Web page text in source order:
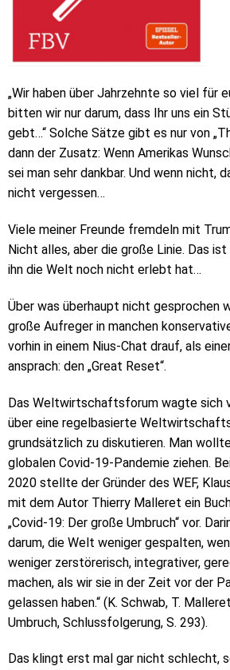
„Wir haben über Jahrzehnte so viel für
bitten wir nur darum, dass Ihr uns ein
gebt…“ Solche Sätze gibt es nur von
dann der Zusatz: Wenn Amerikas
sei man sehr dankbar. Und wenn nicht,
nicht vergessen…
Viele meiner Freunde fremdeln mit
Nicht alles, aber die große Linie. Das
ihn die Welt noch nicht erlebt hat…
Über was überhaupt nicht gesprochen
große Aufreger in manchen
vorhin in einem Nius-Chat drauf, als
ansprach: den „Great Reset“.
Das Weltwirtschaftsforum wagte sich
über eine regelbasierte
grundsätzlich zu diskutieren. Man
globalen Covid-19-Pandemie ziehen.
2020 stellte der Gründer des WEF,
mit dem Autor Thierry Malleret ein
„Covid-19: Der große Umbruch“ vor.
darum, die Welt weniger gespalten,
weniger zerstörerisch, integrativer,
machen, als wir sie in der Zeit vor der
gelassen haben.“ (K. Schwab, T.
Umbruch, Schlussfolgerung, S. 293).
Das klingt erst mal gar nicht schlecht,